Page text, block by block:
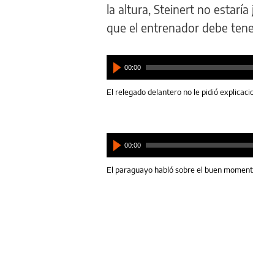
la altura, Steinert no
que el entrenador debe
00:00
El relegado delantero no le pidió
00:00
El paraguayo habló sobre el buen